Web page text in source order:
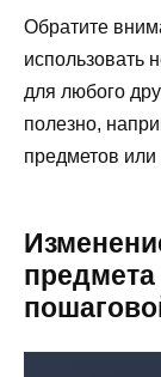
Обратите
использовать
для любого
полезно,
предметов или